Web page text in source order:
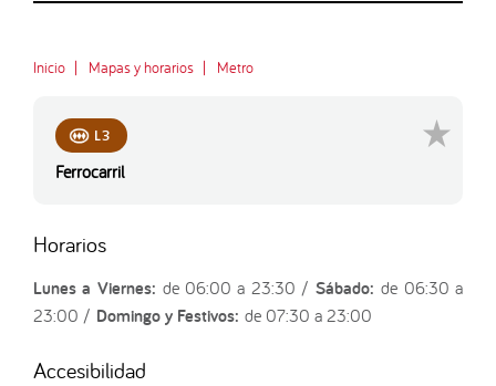
Inicio Mapas y horarios Metro
L3
Ferrocarril
Horarios
Lunes a Viernes: de 06:00 a 23:30 /Sábado: de 06:30 a
23:00 / Domingo y Festivos: de 07:30 a 23:00
Accesibilidad